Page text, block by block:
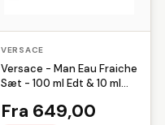
VERSACE
Versace - Man Eau Fraiche
Sæt - 100 ml Edt & 10 ml
Fra 649,00